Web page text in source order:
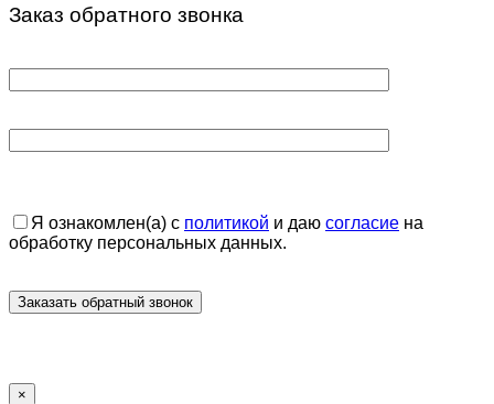
Заказ обратного звонка
Я ознакомлен(а) с политикой и даю согласие на
обработку персональных данных.
×